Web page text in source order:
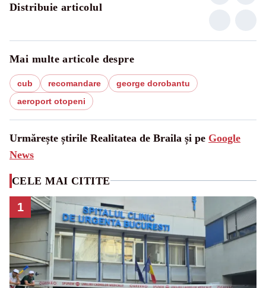
Distribuie articolul
Mai multe articole despre
cub recomandare
george dorobantu
aeroport otopeni
Urmărește știrile Realitatea de Braila și pe Google
News
CELE MAI CITITE
1